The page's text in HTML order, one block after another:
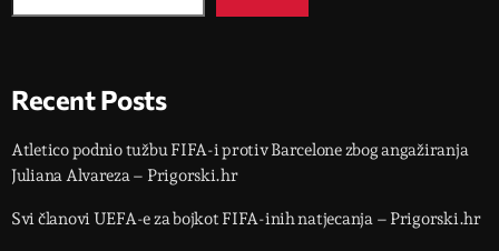
Recent Posts
Atletico podnio tužbu FIFA-i protiv Barcelone zbog angažiranja
Juliana Alvareza – Prigorski.hr
Svi članovi UEFA-e za bojkot FIFA-inih natjecanja – Prigorski.hr